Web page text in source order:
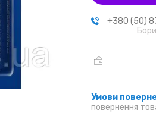
+380 (50)
повернення